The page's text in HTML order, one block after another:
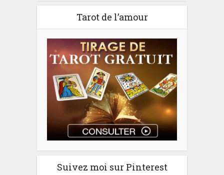
Tarot de l’amour
Suivez moi sur Pinterest